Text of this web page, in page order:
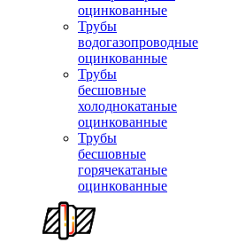
оцинкованные
Трубы
водогазопроводные
оцинкованные
Трубы
бесшовные
холоднокатаные
оцинкованные
Трубы
бесшовные
горячекатаные
оцинкованные